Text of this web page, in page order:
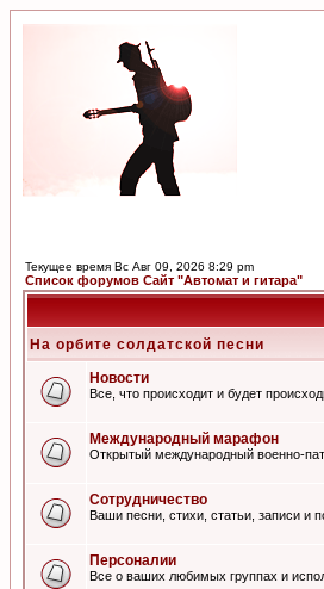
Текущее время Вс Авг 09, 2026 8:29 pm
Список форумов Сайт "Автомат и гитара"
На орбите солдатской песни
Новости
Все, что происходит и будет
Международный марафон
Открытый международный военно-
Сотрудничество
Ваши песни, стихи, статьи, записи и
Персоналии
Все о ваших любимых группах и